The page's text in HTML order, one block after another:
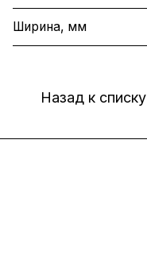
Ширина, мм
Назад к списку